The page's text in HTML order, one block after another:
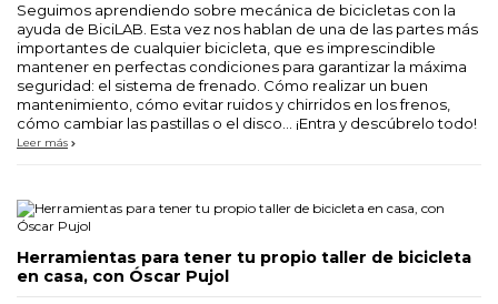
Seguimos aprendiendo sobre mecánica de bicicletas con la
ayuda de BiciLAB. Esta vez nos hablan de una de las partes más
importantes de cualquier bicicleta, que es imprescindible
mantener en perfectas condiciones para garantizar la máxima
seguridad: el sistema de frenado. Cómo realizar un buen
mantenimiento, cómo evitar ruidos y chirridos en los frenos,
cómo cambiar las pastillas o el disco... ¡Entra y descúbrelo todo!
Leer más
Herramientas para tener tu propio taller de bicicleta
en casa, con Óscar Pujol